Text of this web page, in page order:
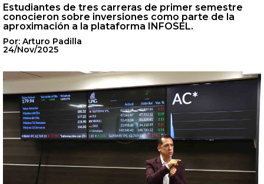
Estudiantes de tres carreras de primer semestre
conocieron sobre inversiones como parte de la
aproximación a la plataforma INFOSEL.
Por: Arturo Padilla
24/Nov/2025